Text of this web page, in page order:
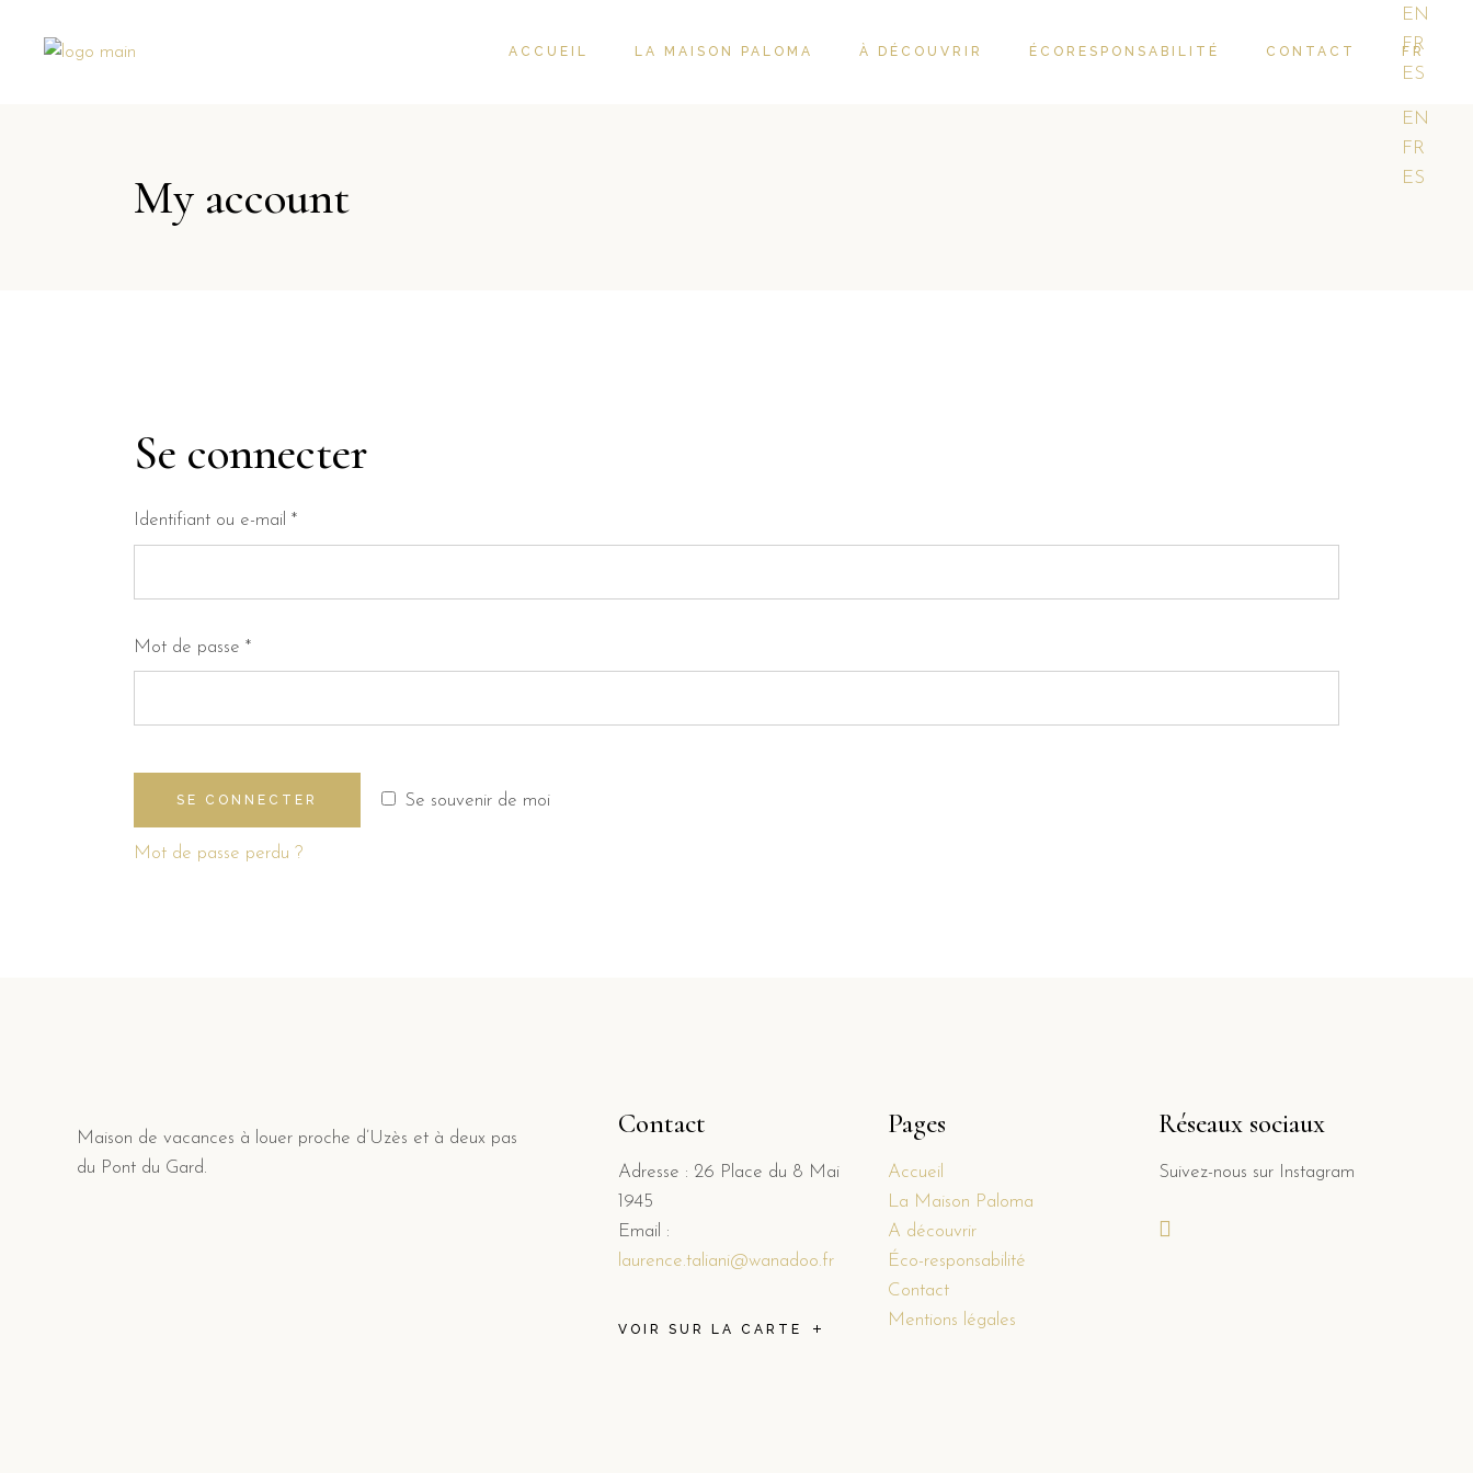
ACCUEIL LA MAISON PALOMA À DÉCOUVRIR ÉCORESPONSABILITÉ CONTACT FR
EN
FR
ES
EN
FR
ES
My account
Se connecter
Identifiant ou e-mail *Obligatoire
Mot de passe *Obligatoire
Se souvenir de moi
SE CONNECTER
Mot de passe perdu ?
Maison de vacances à louer proche d’Uzès et à deux pas
du Pont du Gard.
Contact
Adresse : 26 Place du 8 Mai
1945
Email :
laurence.taliani@wanadoo.fr
VOIR SUR LA CARTE
Pages
Accueil
La Maison Paloma
A découvrir
Éco-responsabilité
Contact
Mentions légales
Réseaux sociaux
Suivez-nous sur Instagram